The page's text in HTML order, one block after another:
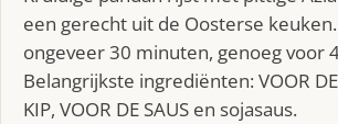
een gerecht uit de Oosterse
ongeveer 30 minuten, genoeg voor
Belangrijkste ingrediënten: VOOR
KIP, VOOR DE SAUS en sojasaus.